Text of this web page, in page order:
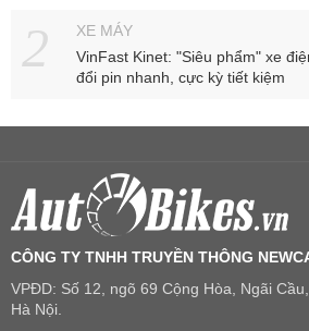
XE MÁY
VinFast Kinet: "Siêu phẩm" xe
đổi pin nhanh, cực kỳ tiết kiệm
CÔNG TY TNHH TRUYỀN THÔNG
VPĐD: Số 12, ngõ 69 Cộng Hòa, Ngãi
Hà Nội.